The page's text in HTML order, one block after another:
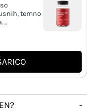
temno
-